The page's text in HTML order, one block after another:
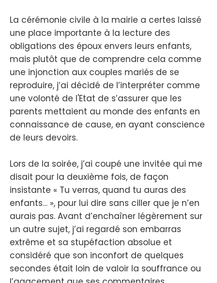
La cérémonie civile à la mairie a certes laissé
une place importante à la lecture des
obligations des époux envers leurs enfants,
mais plutôt que de comprendre cela comme
une injonction aux couples mariés de se
reproduire, j’ai décidé de l’interpréter comme
une volonté de l'Etat de s’assurer que les
parents mettaient au monde des enfants en
connaissance de cause, en ayant conscience
de leurs devoirs.
Lors de la soirée, j’ai coupé une invitée qui me
disait pour la deuxième fois, de façon
insistante « Tu verras, quand tu auras des
enfants… », pour lui dire sans ciller que je n’en
aurais pas. Avant d’enchaîner légèrement sur
un autre sujet, j’ai regardé son embarras
extrême et sa stupéfaction absolue et
considéré que son inconfort de quelques
secondes était loin de valoir la souffrance ou